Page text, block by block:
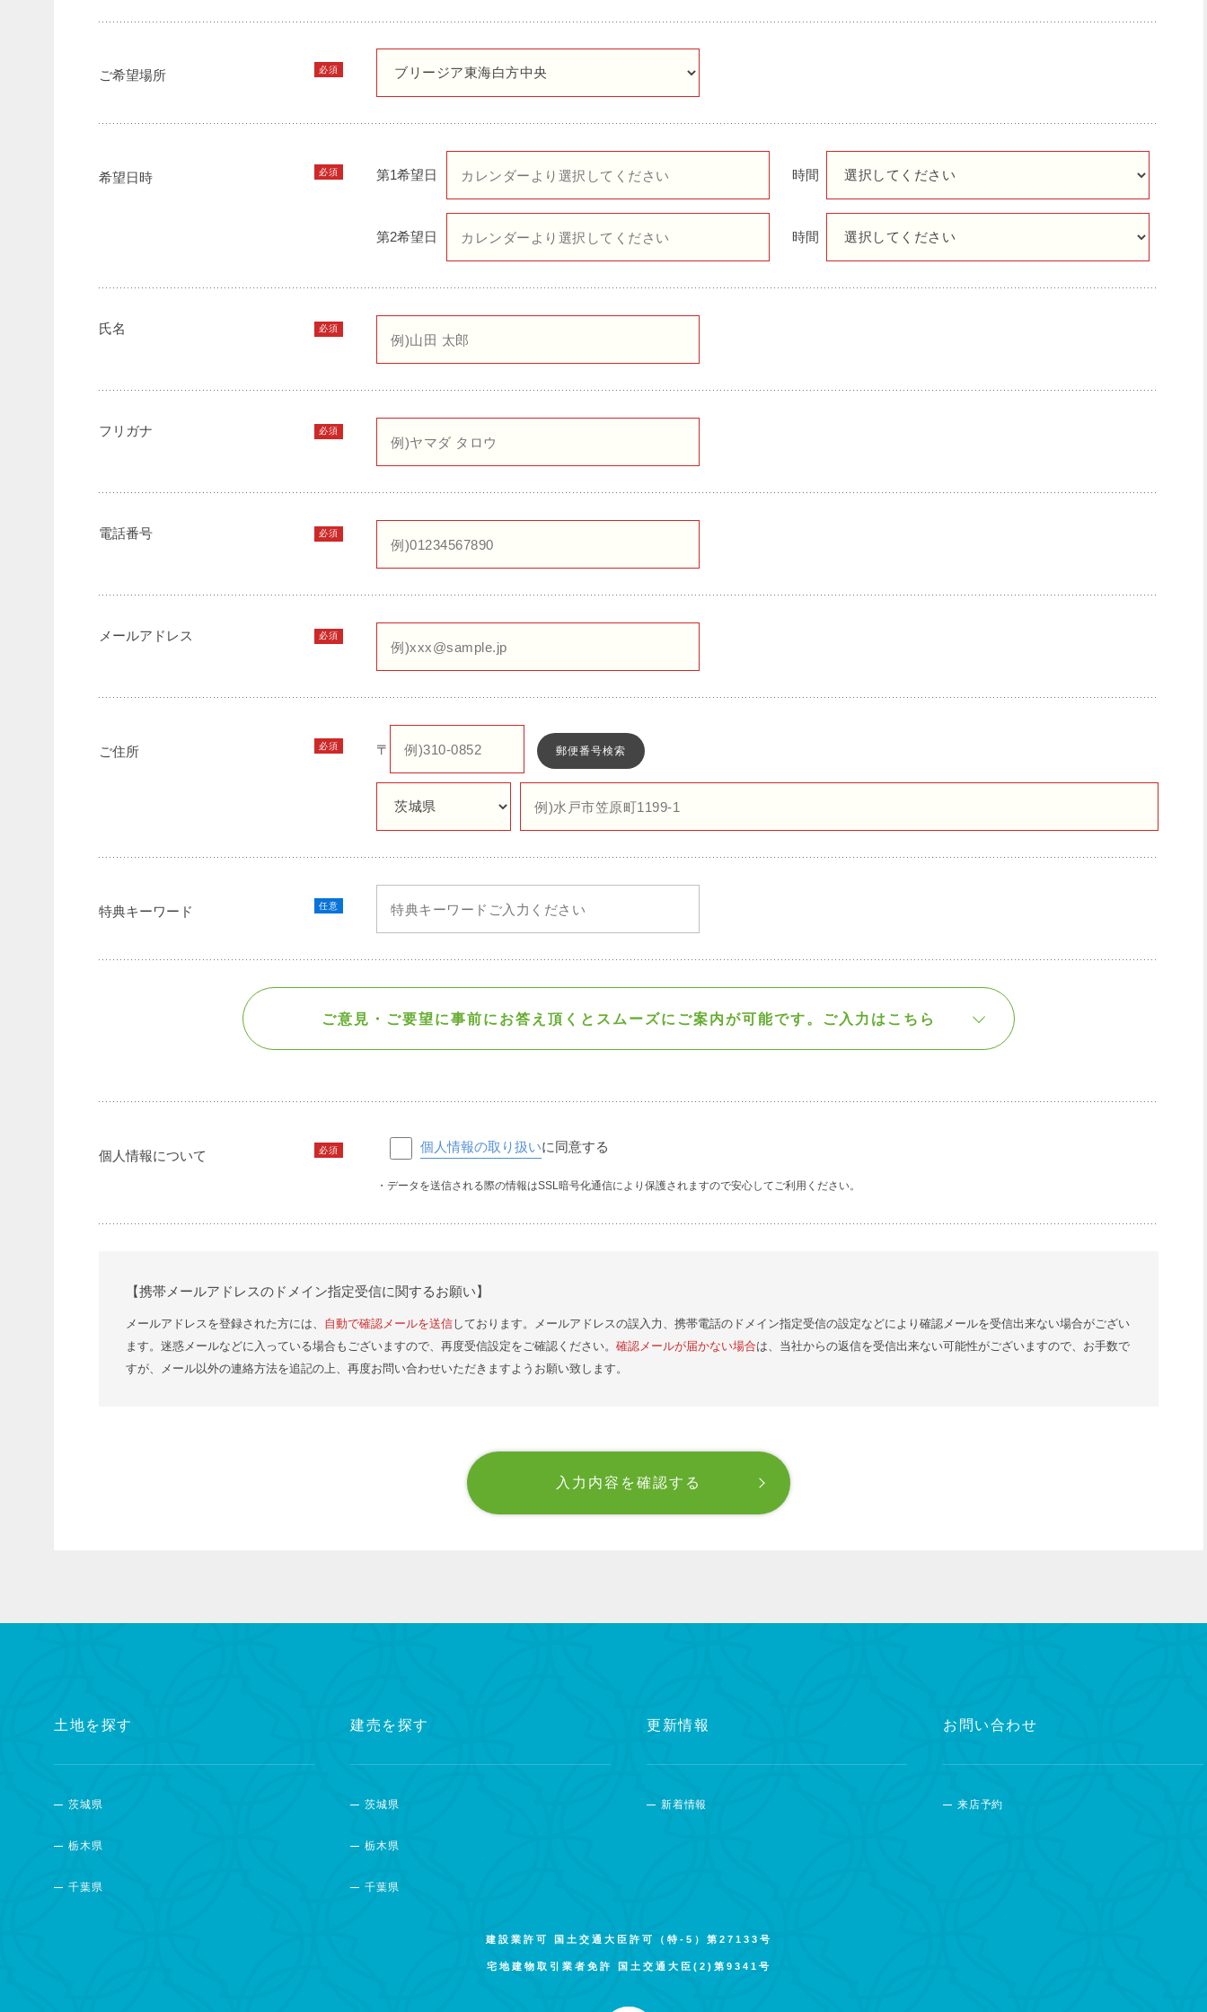
ご希望場所 必須
希望日時 必須 第1希望日 時間
第2希望日 時間
氏名 必須
フリガナ 必須
電話番号 必須
メールアドレス 必須
ご住所 必須 〒 郵便番号検索
特典キーワード 任意
ご意見・ご要望に事前にお答え頂くと スムーズにご案内が可能です。 ご入力はこちら
個人情報について 必須 個人情報の取り扱いに同意する
・データを送信される際の情報はSSL暗号化通信により保護されますので安心してご利用ください。
【携帯メールアドレスのドメイン指定受信に関するお願い】
メールアドレスを登録された方には、 自動で確認メールを送信しております。メールアドレスの誤入力、携帯電話のドメイン指定受信の設定などにより確認メールを受信出来ない場合がござい
ます。迷惑メールなどに入っている場合もございますので、再度受信設定をご確認ください。 確認メールが届かない場合は、当社からの返信を受信出来ない可能性がございますので、お手数で
すが、メール以外の連絡方法を追記の上、再度お問い合わせいただきますようお願い致します。
土地を探す
茨城県
栃木県
千葉県
建売を探す
茨城県
栃木県
千葉県
更新情報
新着情報
お問い合わせ
来店予約
建設業許可 国土交通大臣許可（特-5）第27133号
宅地建物取引業者免許 国土交通大臣(2)第9341号